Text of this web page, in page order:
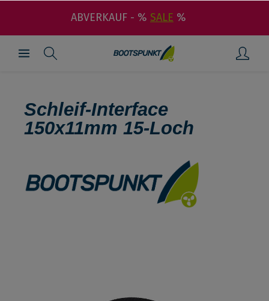
ABVERKAUF - % SALE %
Schleif-Interface
150x11mm 15-Loch